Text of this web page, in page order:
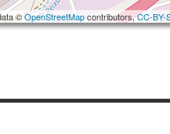
©OpenStreetMapcontributors,CC-BY-